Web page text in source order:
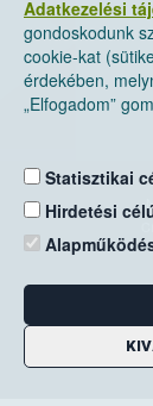
Adatkezelési
gondoskodunk
cookie-kat
érdekében,
„Elfogadom”
Statisztikai
Hirdetési